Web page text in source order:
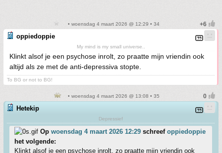
• woensdag 4 maart 2026 @ 12:29 • 34
oppiedoppie
My mind is my small universe..
Klinkt alsof je een psychose inrolt, zo praatte mijn vriendin ook
altijd als ze met de anti-depressiva stopte.
To BG or not to BG!
• woensdag 4 maart 2026 @ 13:08 • 35
Hetekip
Depressief
Op woensdag 4 maart 2026 12:29 schreef oppiedoppie
het volgende:
Klinkt alsof je een psychose inrolt, zo praatte mijn vriendin ook